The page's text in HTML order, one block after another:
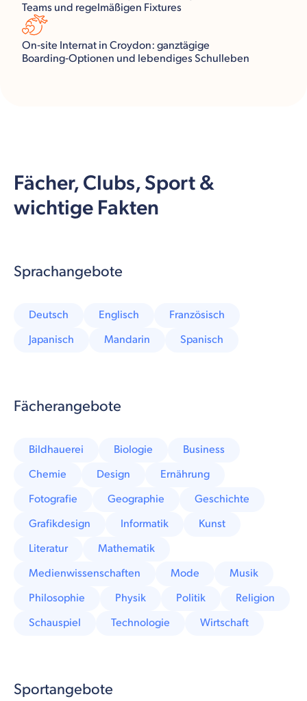
Teams und regelmäßigen Fixtures
On‑site Internat in Croydon: ganztägige
Boarding‑Optionen und lebendiges Schulleben
Fächer, Clubs, Sport &
wichtige Fakten
Sprachangebote
Deutsch Englisch
Französisch
Japanisch
Mandarin Spanisch
Fächerangebote
Bildhauerei Biologie
Business
Chemie
Design
Ernährung
Fotografie
Geographie
Geschichte
Grafikdesign
Informatik
Kunst
Literatur
Mathematik
Medienwissenschaften
Mode
Musik
Philosophie
Physik Politik
Religion
Schauspiel
Technologie Wirtschaft
Sportangebote